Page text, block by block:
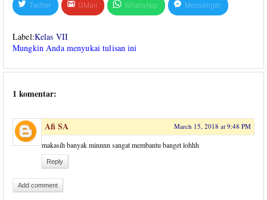
Twitter GMail WhatsApp Messenger
Label:Kelas VII
Mungkin Anda menyukai tulisan ini
1 komentar:
Afi SA March 15, 2018 at 9:48 PM
makasih banyak minnnn sangat membantu banget lohhh
Reply
Add comment